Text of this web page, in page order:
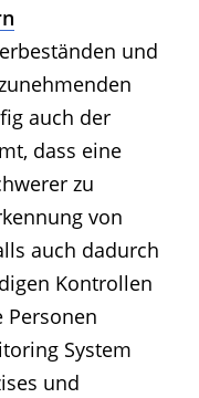
und
auch der
dass eine
zu
von
auch dadurch
Kontrollen
Personen
System
und